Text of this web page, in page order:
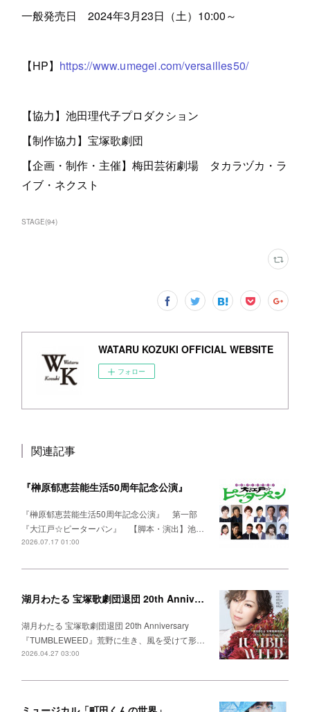
一般発売日 2024年3月23日（土）10:00～
【HP】 https://www.umegei.com/versailles50/
【協力】池田理代子プロダクション
【制作協力】宝塚歌劇団
【企画・制作・主催】梅田芸術劇場 タカラヅカ・ラ
イブ・ネクスト
STAGE(94)
WATARU KOZUKI OFFICIAL WEBSITE
フォロー
関連記事
『榊原郁恵芸能生活50周年記念公演』
『榊原郁恵芸能生活50周年記念公演』 第一部
『大江戸☆ピーターパン』 【脚本・演出】池…
2026.07.17 01:00
湖月わたる 宝塚歌劇団退団 20th Anniversary 『TUMBLEWEED』
湖月わたる 宝塚歌劇団退団 20th Anniversary
『TUMBLEWEED』荒野に生き、風を受けて形…
2026.04.27 03:00